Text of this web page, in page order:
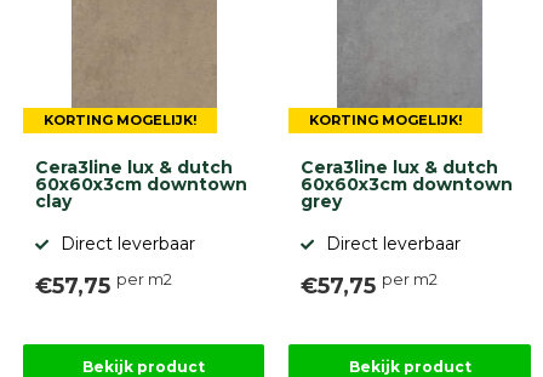
KORTING MOGELIJK!
Cera3line lux & dutch
60x60x3cm downtown
clay
Direct leverbaar
€57,75 per m2
Bekijk product
KORTING MOGELIJK!
Cera3line lux & dutch
60x60x3cm downtown
grey
Direct leverbaar
€57,75 per m2
Bekijk product